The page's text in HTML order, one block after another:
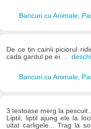
Bancuri cu Animale,
De ce tin cainii piciorul
cada gardul pe ei.
...
Bancuri cu Animale,
3 testoase merg la pescuit...
Liptil, liptil ajung ele la
uitat carligele... Trag la